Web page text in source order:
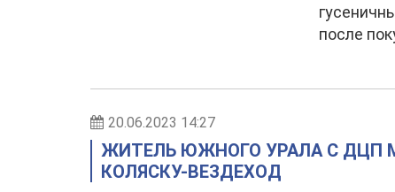
после
20.06.2023 14:27
ЖИТЕЛЬ ЮЖНОГО УРАЛА С ДЦП
КОЛЯСКУ-ВЕЗДЕХОД